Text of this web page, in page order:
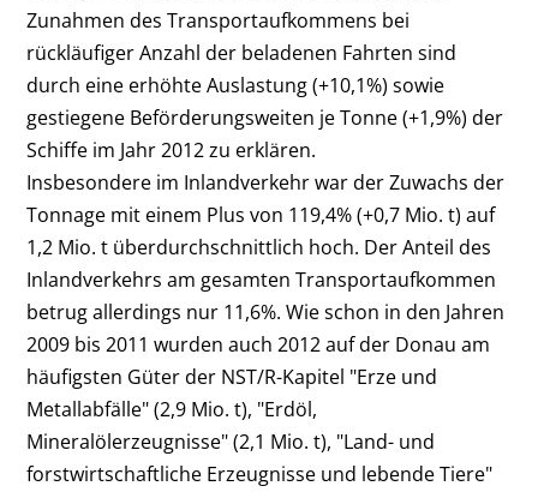
Zunahmen des Transportaufkommens bei
rückläufiger Anzahl der beladenen Fahrten sind
durch eine erhöhte Auslastung (+10,1%) sowie
gestiegene Beförderungsweiten je Tonne (+1,9%) der
Schiffe im Jahr 2012 zu erklären.
Insbesondere im Inlandverkehr war der Zuwachs der
Tonnage mit einem Plus von 119,4% (+0,7 Mio. t) auf
1,2 Mio. t überdurchschnittlich hoch. Der Anteil des
Inlandverkehrs am gesamten Transportaufkommen
betrug allerdings nur 11,6%. Wie schon in den Jahren
2009 bis 2011 wurden auch 2012 auf der Donau am
häufigsten Güter der NST/R-Kapitel "Erze und
Metallabfälle" (2,9 Mio. t), "Erdöl,
Mineralölerzeugnisse" (2,1 Mio. t), "Land- und
forstwirtschaftliche Erzeugnisse und lebende Tiere"